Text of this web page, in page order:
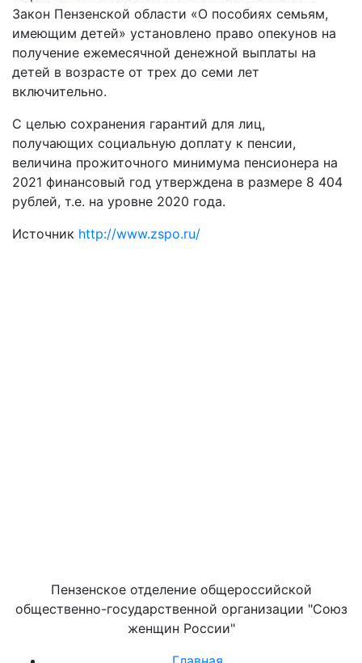
Закон Пензенской области «О пособиях семьям,
имеющим детей» установлено право опекунов на
получение ежемесячной денежной выплаты на
детей в возрасте от трех до семи лет
включительно.
С целью сохранения гарантий для лиц,
получающих социальную доплату к пенсии,
величина прожиточного минимума пенсионера на
2021 финансовый год утверждена в размере 8 404
рублей, т.е. на уровне 2020 года.
Источник http://www.zspo.ru/
Пензенское отделение общероссийской
общественно-государственной организации "Союз
женщин России"